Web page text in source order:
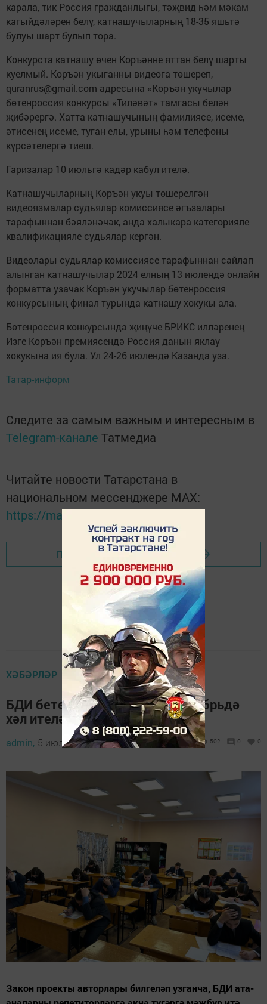
карала, тик Россия гражданлыгы, тәҗвид һәм мәкам
кагыйдәләрен белү, катнашучыларның 18-35 яшьтә
булуы шарт булып тора.
Конкурста катнашу өчен Коръәнне яттан белү шарты
куелмый. Коръән укыганны видеога төшереп,
quranrus@gmail.com адресына «Коръән укучылар
бөтенроссия конкурсы «Тиләвәт» тамгасы белән
җибәрергә. Хатта катнашучының фамилиясе, исеме,
әтисенең исеме, туган елы, урыны һәм телефоны
күрсәтелергә тиеш.
Гаризалар 10 июльгә кадәр кабул ителә.
Катнашучыларның Коръән укуы төшерелгән
видеоязмалар судьялар комиссиясе әгъзалары
тарафыннан бәяләнәчәк, анда халыкара категорияле
квалификацияле судьялар кергән.
Видеолары судьялар комиссиясе тарафыннан сайлап
алынган катнашучылар 2024 елның 13 июлендә онлайн
форматта узачак Коръән укучылар бөтенроссия
конкурсының финал турында катнашу хокукы ала.
Бөтенроссия конкурсында җиңүче БРИКС илләренең
Изге Коръән премиясендә Россия данын яклау
хокукына ия була. Ул 24-26 июлендә Казанда уза.
Татар-информ
Следите за самым важным и интересным в
Telegram-канале Татмедиа
Читайте новости Татарстана в
национальном мессенджере MАХ:
https://max.ru/tatmedia
Перейти на страницу новости
ХӘБӘРЛӘР
БДИ бетерелерме-юкмы - октябрьдә
хәл ителәчәк
admin, 5 июль 2024 - 14:05 502 0 0
Закон проекты авторлары билгеләп узганча, БДИ ата-